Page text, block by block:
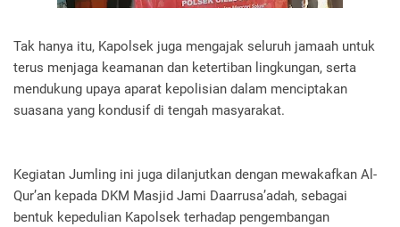
Tak hanya itu, Kapolsek juga mengajak seluruh jamaah untuk
terus menjaga keamanan dan ketertiban lingkungan, serta
mendukung upaya aparat kepolisian dalam menciptakan
suasana yang kondusif di tengah masyarakat.
Kegiatan Jumling ini juga dilanjutkan dengan mewakafkan Al-
Qur’an kepada DKM Masjid Jami Daarrusa’adah, sebagai
bentuk kepedulian Kapolsek terhadap pengembangan